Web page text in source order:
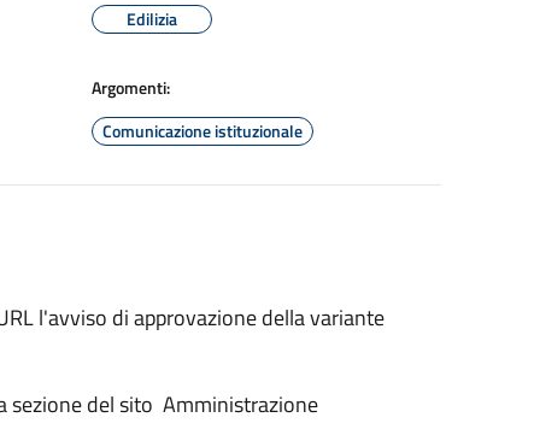
Edilizia
Argomenti:
Comunicazione istituzionale
l'avviso di approvazione della variante
sezione del sito Amministrazione